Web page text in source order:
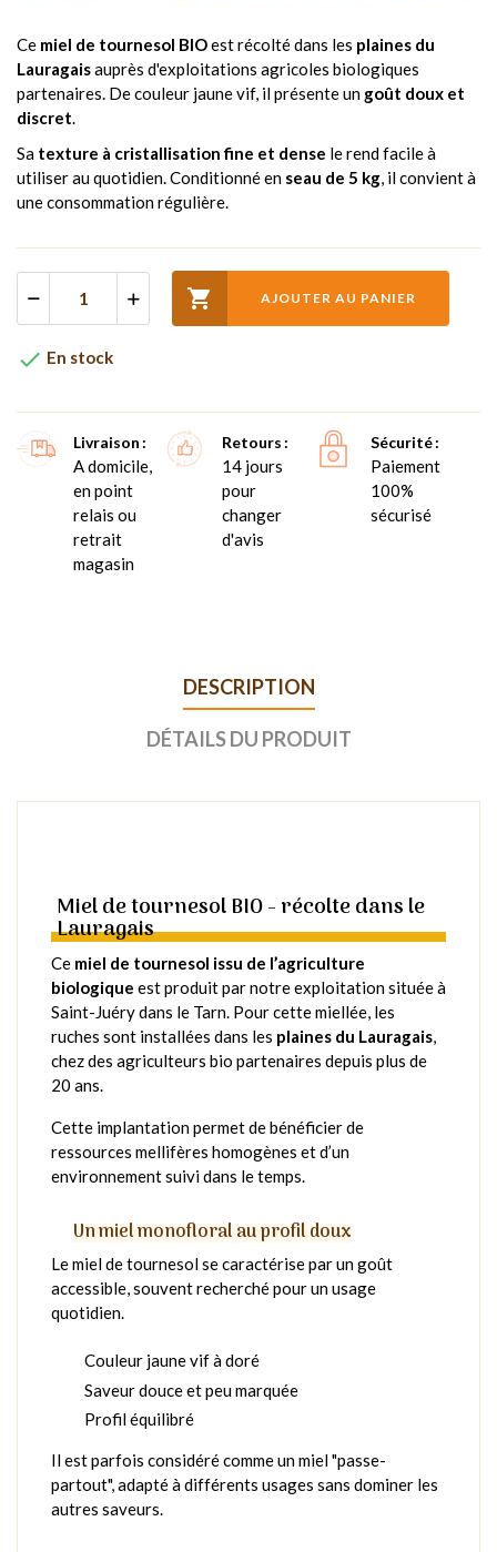
Ce miel de tournesol BIOest récolté dans les plaines du
Lauragaisauprès d'exploitations agricoles biologiques
partenaires. De couleur jaune vif, il présente un goût doux et
discret.
Sa texture à cristallisation fine et dense le rend facile à
utiliser au quotidien. Conditionné en seau de 5 kg, il convient à
une consommation régulière.
 AJOUTER AU PANIER
 En stock
Livraison
A domicile,
en point
relais ou
retrait
magasin
Retours
14 jours
pour
changer
d'avis
Sécurité
Paiement
100%
sécurisé
DESCRIPTION
DÉTAILS DU PRODUIT
Miel de tournesol BIO - récolte dans le
Lauragais
Ce miel de tournesol issu de l’agriculture
biologique est produit par notre exploitation située à
Saint-Juéry dans le Tarn. Pour cette miellée, les
ruches sont installées dans les plaines du Lauragais,
chez des agriculteurs bio partenaires depuis plus de
20 ans.
Cette implantation permet de bénéficier de
ressources mellifères homogènes et d’un
environnement suivi dans le temps.
Un miel monofloral au profil doux
Le miel de tournesol se caractérise par un goût
accessible, souvent recherché pour un usage
quotidien.
Couleur jaune vif à doré
Saveur douce et peu marquée
Profil équilibré
Il est parfois considéré comme un miel "passe-
partout", adapté à différents usages sans dominer les
autres saveurs.